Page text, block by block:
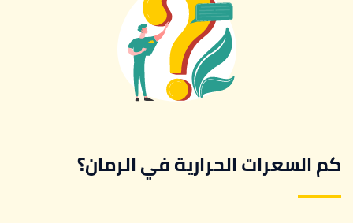
كم السعرات الحرارية في الرمان؟